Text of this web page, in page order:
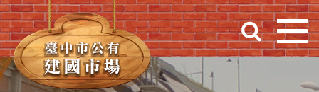
跳到主要內容